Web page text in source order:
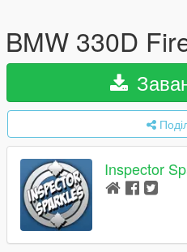
BMW 330D
Inspector